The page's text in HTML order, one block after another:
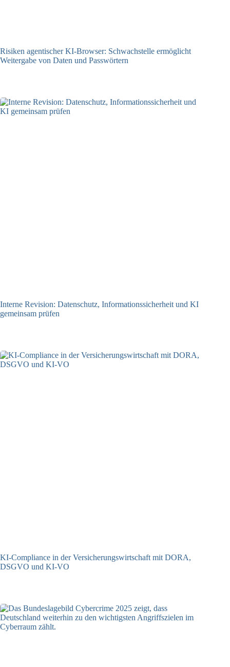
Risiken agentischer KI-Browser: Schwachstelle ermöglicht
Weitergabe von Daten und Passwörtern
Interne Revision: Datenschutz, Informationssicherheit und KI
gemeinsam prüfen
KI-Compliance in der Versicherungswirtschaft mit DORA,
DSGVO und KI-VO